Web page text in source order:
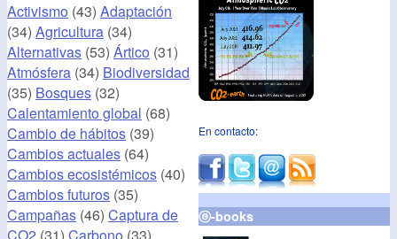
Activismo (43) Adaptación
(34) Agricultura (34)
Alternativas (53) Ártico (31)
Atmósfera (34) Biodiversidad
(35) Bosques (32)
Calentamiento global (68)
Cambio de hábitos (39)
Cambios actuales (64)
Cambios ecosistémicos (40)
Cambios futuros (35)
Campañas (46) Captura de
En contacto:
ⓔ-books